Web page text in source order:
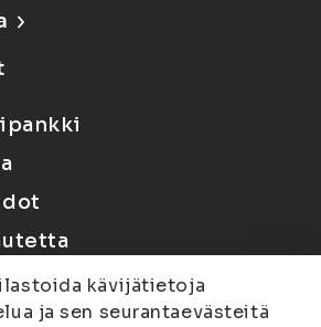
kävijätietoja
ja sen seurantaevästeitä